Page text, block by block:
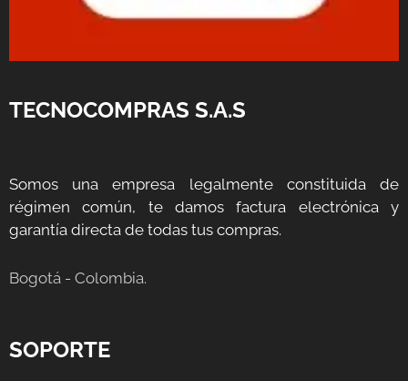
TECNOCOMPRAS S.A.S
Somos una empresa legalmente constituida de
régimen común, te damos factura electrónica y
garantía directa de todas tus compras.
Bogotá - Colombia.
SOPORTE